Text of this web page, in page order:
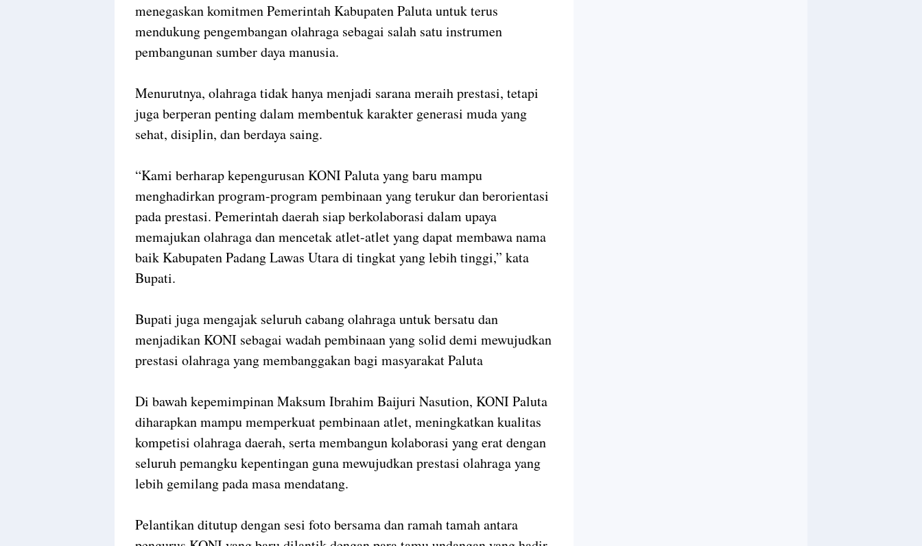
menegaskan komitmen Pemerintah Kabupaten Paluta untuk terus
mendukung pengembangan olahraga sebagai salah satu instrumen
pembangunan sumber daya manusia.
Menurutnya, olahraga tidak hanya menjadi sarana meraih prestasi, tetapi
juga berperan penting dalam membentuk karakter generasi muda yang
sehat, disiplin, dan berdaya saing.
“Kami berharap kepengurusan KONI Paluta yang baru mampu
menghadirkan program-program pembinaan yang terukur dan berorientasi
pada prestasi. Pemerintah daerah siap berkolaborasi dalam upaya
memajukan olahraga dan mencetak atlet-atlet yang dapat membawa nama
baik Kabupaten Padang Lawas Utara di tingkat yang lebih tinggi,” kata
Bupati.
Bupati juga mengajak seluruh cabang olahraga untuk bersatu dan
menjadikan KONI sebagai wadah pembinaan yang solid demi mewujudkan
prestasi olahraga yang membanggakan bagi masyarakat Paluta
Di bawah kepemimpinan Maksum Ibrahim Baijuri Nasution, KONI Paluta
diharapkan mampu memperkuat pembinaan atlet, meningkatkan kualitas
kompetisi olahraga daerah, serta membangun kolaborasi yang erat dengan
seluruh pemangku kepentingan guna mewujudkan prestasi olahraga yang
lebih gemilang pada masa mendatang.
Pelantikan ditutup dengan sesi foto bersama dan ramah tamah antara